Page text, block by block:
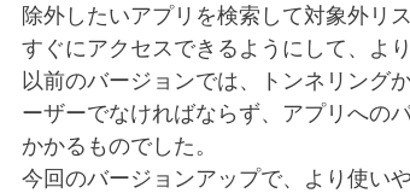
除外したいアプリを検索して対象外リ
すぐにアクセスできるようにして、よ
以前のバージョンでは、トンネリング
ーザーでなければならず、アプリへの
かかるものでした。
今回のバージョンアップで、より使い